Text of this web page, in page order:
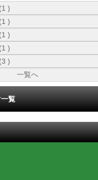
)
)
)
)
)
一覧へ
覧